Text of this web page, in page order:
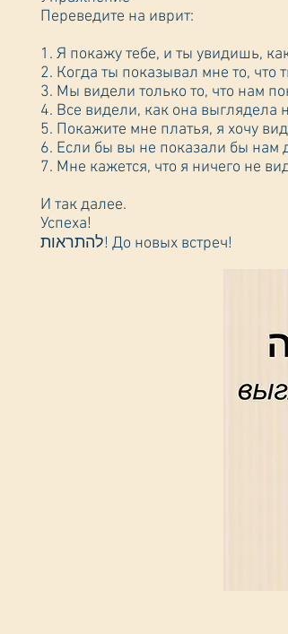
Переведите на иврит:
1. Я покажу тебе, и ты увидишь,
2. Когда ты показывал мне то, что
3. Мы видели только то, что нам
4. Все видели, как она выглядела
5. Покажите мне платья, я хочу
6. Если бы вы не показали бы нам
7. Мне кажется, что я ничего не
И так далее.
Успеха!
להתראות! До новых встреч!